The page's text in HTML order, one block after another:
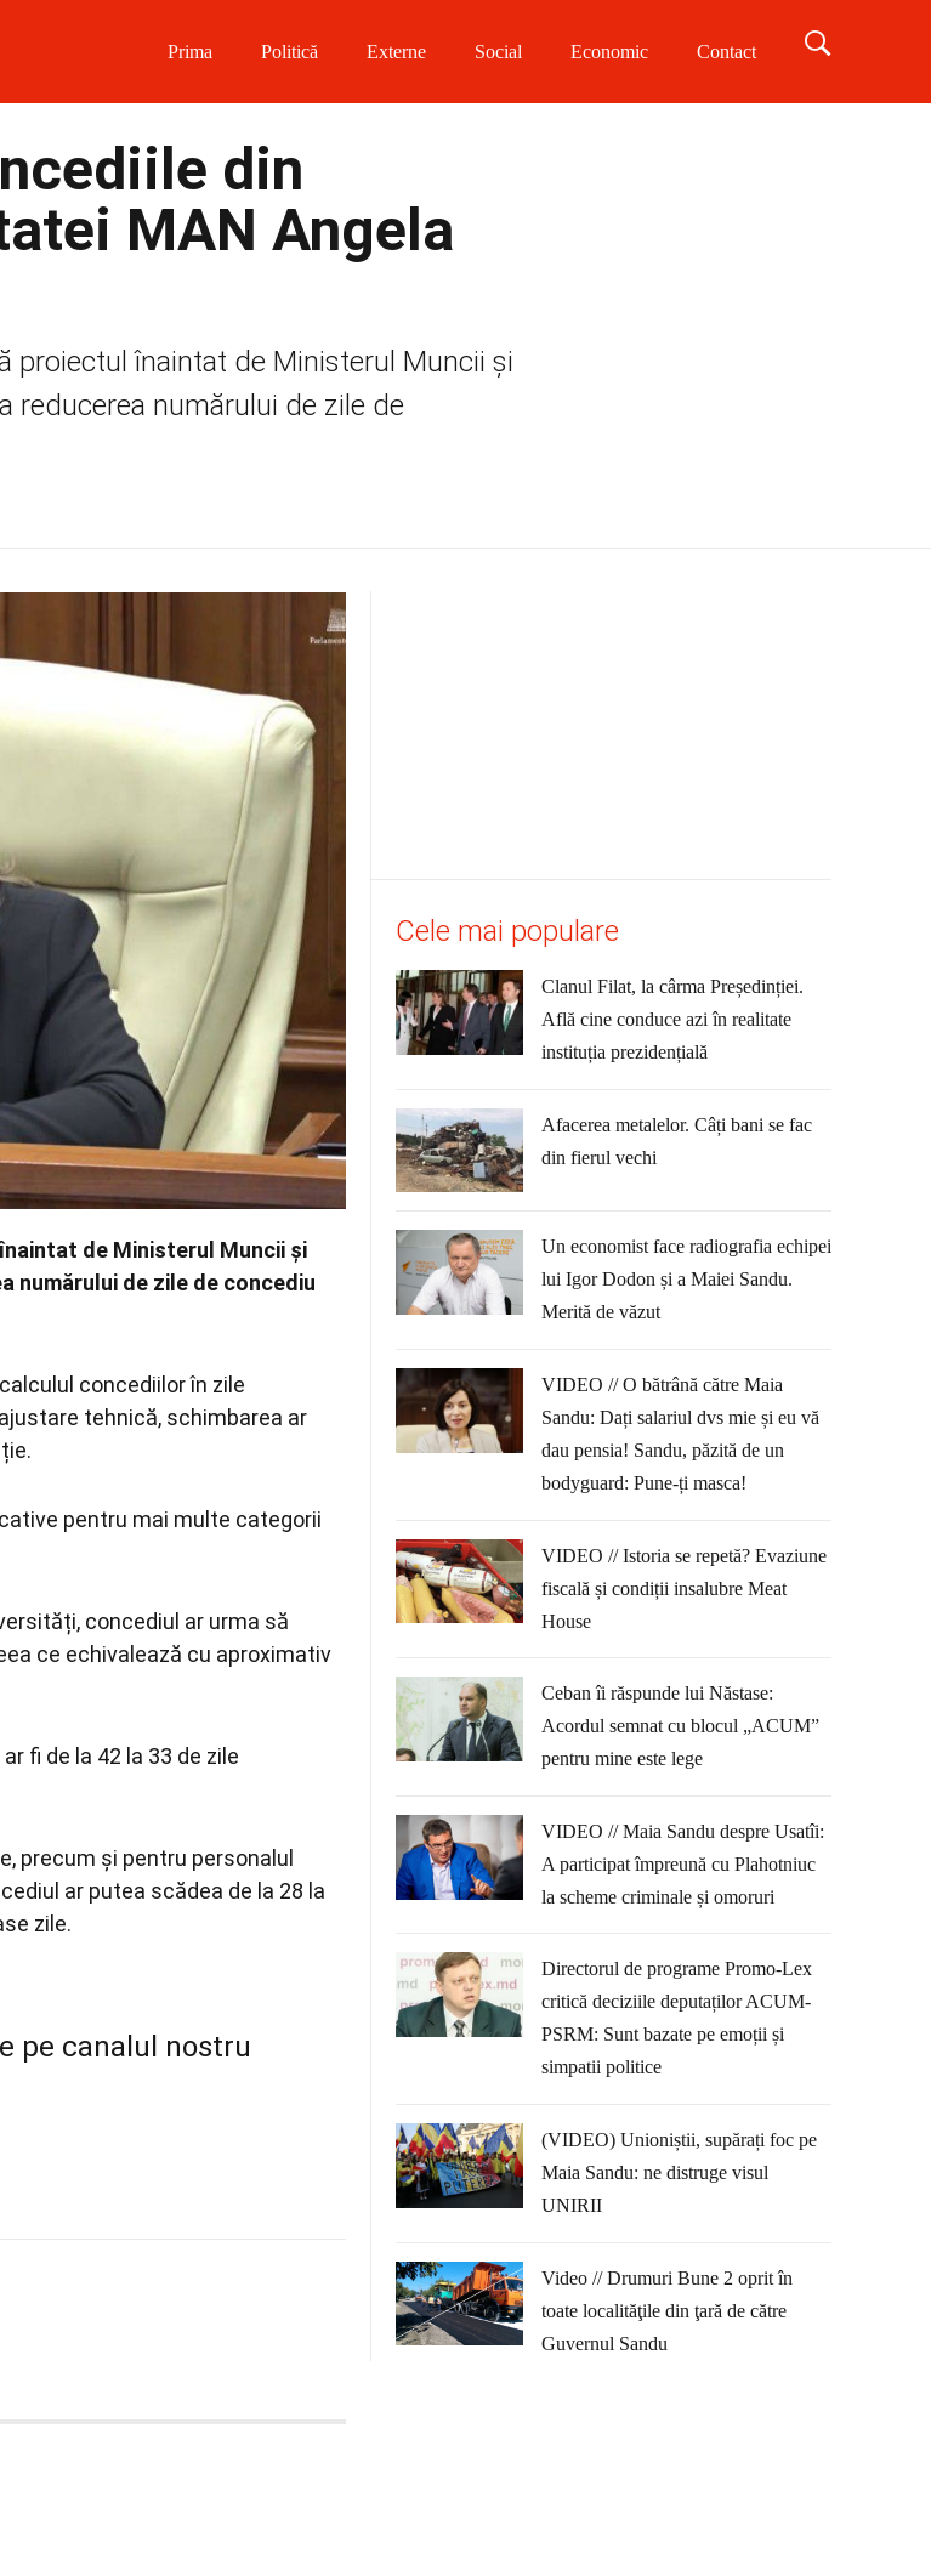
Prima Politică Externe Social Economic Contact
din
MAN Angela
proiectul înaintat de Ministerul Muncii și
reducerea numărului de zile de
de Ministerul Muncii și
numărului de zile de concediu
concediilor în zile
tehnică, schimbarea ar
pentru mai multe categorii
concediul ar urma să
ce echivalează cu aproximativ
fi de la 42 la 33 de zile
precum și pentru personalul
ar putea scădea de la 28 la
zile.
pe canalul nostru
Cele mai populare
Clanul Filat, la cârma Președinției.
Află cine conduce azi în realitate
instituția prezidențială
Afacerea metalelor. Câți bani se fac
din fierul vechi
Un economist face radiografia echipei
lui Igor Dodon și a Maiei Sandu.
Merită de văzut
VIDEO // O bătrână către Maia
Sandu: Dați salariul dvs mie și eu vă
dau pensia! Sandu, păzită de un
bodyguard: Pune-ți masca!
VIDEO // Istoria se repetă? Evaziune
fiscală și condiții insalubre Meat
House
Ceban îi răspunde lui Năstase:
Acordul semnat cu blocul „ACUM”
pentru mine este lege
VIDEO // Maia Sandu despre Usatîi:
A participat împreună cu Plahotniuc
la scheme criminale și omoruri
Directorul de programe Promo-Lex
critică deciziile deputaților ACUM-
PSRM: Sunt bazate pe emoții și
simpatii politice
(VIDEO) Unioniștii, supărați foc pe
Maia Sandu: ne distruge visul
UNIRII
Video // Drumuri Bune 2 oprit în
toate localităţile din ţară de către
Guvernul Sandu